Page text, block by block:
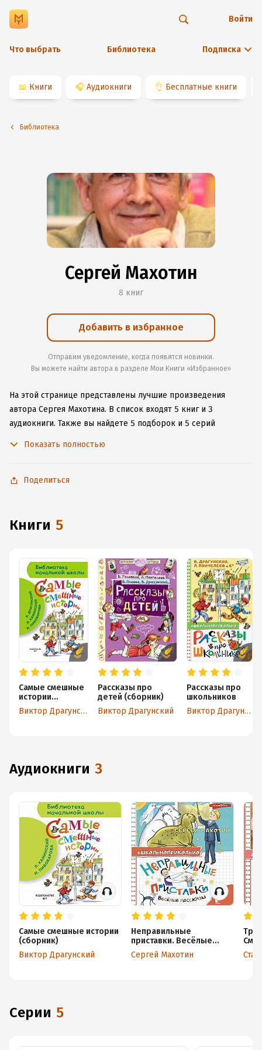
Что выбрать Библиотека Подписка
Войти
📖 Книги 🎧 Аудиокниги 👌 Бесплатные книги
Библиотека
Сергей Махотин
8 книг
Добавить в избранное
Отправим уведомление, когда появятся новинки.
Вы можете найти автора в разделе Мои Книги «Избранное»
На этой странице представлены лучшие произведения
автора Сергея Махотина. В список входят 5 книг и 3
аудиокниги. Также вы найдете 5 подборок и 5 серий
приложение для iOS или Android, чтобы не расставаться
Показать полностью
Поделиться
книги 5
Самые смешные
истории
(сборник)
Виктор Драгунский
Рассказы про
детей (сборник)
Виктор Драгунский
Рассказы про
школьников
Виктор Драгунский
аудиокниги 3
Самые смешные истории
(сборник)
Виктор Драгунский
Неправильные
приставки. Весёлые
рассказы
Сергей Махотин
Серии 5